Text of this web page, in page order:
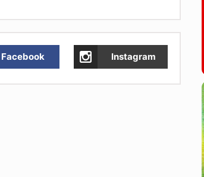
Facebook Instagram